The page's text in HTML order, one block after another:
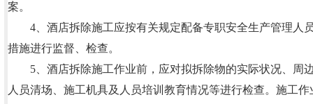
案。
4、酒店拆除施工应按有关规定配备专职安全生产管理人
措施进行监督、检查。
5、酒店拆除施工作业前，应对拟拆除物的实际状况、周
人员清场、施工机具及人员培训教育情况等进行检查。施工